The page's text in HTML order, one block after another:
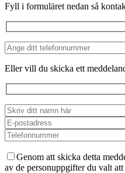
Fyll i formuläret nedan så
Eller vill du skicka ett
Genom att skicka detta
av de personuppgifter du valt att